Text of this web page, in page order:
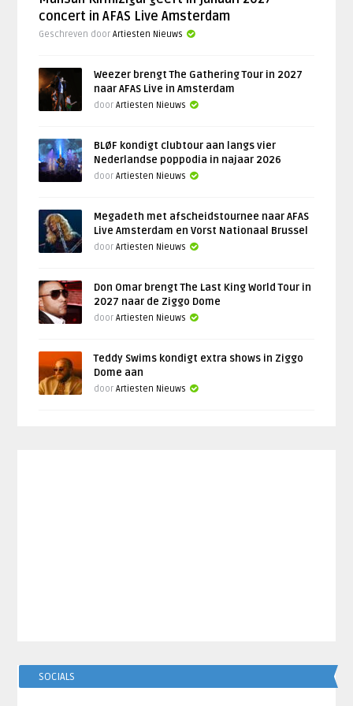
concert in AFAS Live Amsterdam
Geschreven doorArtiesten Nieuws
Weezer brengt The Gathering Tour in 2027
naar AFAS Live in Amsterdam
doorArtiesten Nieuws
BLØF kondigt clubtour aan langs vier
Nederlandse poppodia in najaar 2026
doorArtiesten Nieuws
Megadeth met afscheidstournee naar AFAS
Live Amsterdam en Vorst Nationaal Brussel
doorArtiesten Nieuws
Don Omar brengt The Last King World Tour in
2027 naar de Ziggo Dome
doorArtiesten Nieuws
Teddy Swims kondigt extra shows in Ziggo
Dome aan
doorArtiesten Nieuws
SOCIALS